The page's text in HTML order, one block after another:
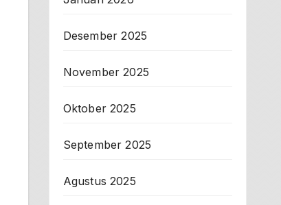
Desember 2025
November 2025
Oktober 2025
September 2025
Agustus 2025